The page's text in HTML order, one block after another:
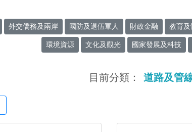
外交僑務及兩岸 國防及退伍軍人 財政金融 教育及
環境資源 文化及觀光 國家發展及科技
目前分類： 道路及管